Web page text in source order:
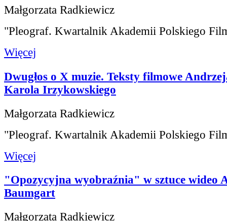
Małgorzata Radkiewicz
"Pleograf. Kwartalnik Akademii Polskiego
Więcej
Dwugłos o X muzie. Teksty filmowe
Karola Irzykowskiego
Małgorzata Radkiewicz
"Pleograf. Kwartalnik Akademii Polskiego
Więcej
"Opozycyjna wyobraźnia" w sztuce wideo
Baumgart
Małgorzata Radkiewicz